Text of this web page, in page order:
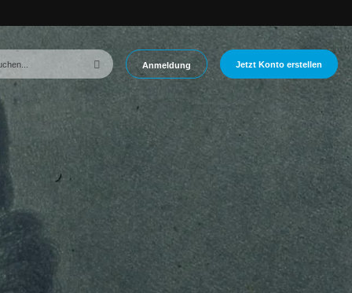
Anmeldung Jetzt Konto erstellen